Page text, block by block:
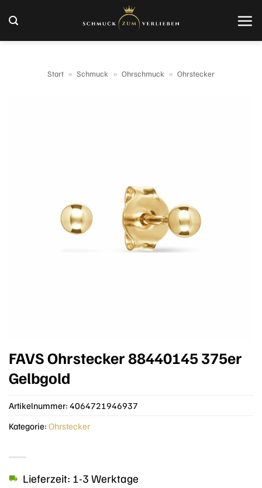
Inhalt
springen
Start » Schmuck » Ohrschmuck » Ohrstecker
FAVS Ohrstecker 88440145 375er
Gelbgold
Lieferzeit: 1-3 Werktage
Artikelnummer: 4064721946937
Kategorie: Ohrstecker